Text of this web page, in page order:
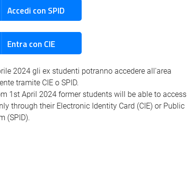
Accedi con SPID
Entra con CIE
2024 gli ex studenti potranno accedere all'area
tramite CIE o SPID.
1st April 2024 former students will be able to access
through their Electronic Identity Card (CIE) or Public
(SPID).